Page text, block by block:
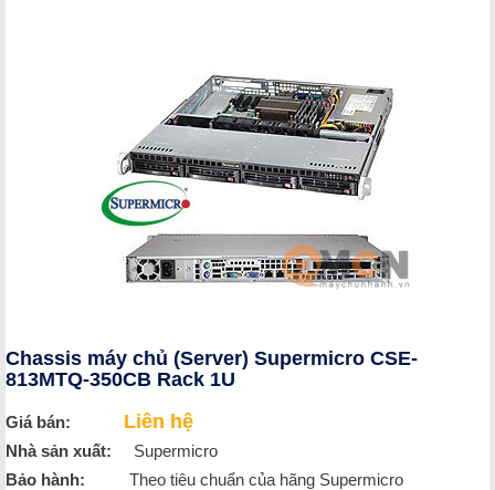
Chassis máy chủ (Server) Supermicro CSE-
813MTQ-350CB Rack 1U
Giá bán: Liên hệ
Nhà sản xuất: Supermicro
Bảo hành: Theo tiêu chuẩn của hãng Supermicro